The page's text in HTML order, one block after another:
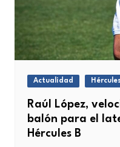
Actualidad
Raúl López,
balón para el
Hércules B